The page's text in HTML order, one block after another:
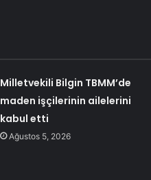
Milletvekili Bilgin TBMM’de
maden işçilerinin ailelerini
kabul etti
Ağustos 5, 2026